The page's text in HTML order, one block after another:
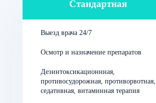
Изначально вещество начинают
расслабления, эйфории,
рецепторы головного мозга, которые
кровоток, метадон вызывает усиленную
серотонина, дофамина, на фоне чего
испытывает кайф, чувство свободы,
Стандартная
Выезд врача 24/7
Осмотр и назначение препаратов
Дезинтоксикационнная,
противосудорожная, противорвотная,
седативная, витаминная терапия